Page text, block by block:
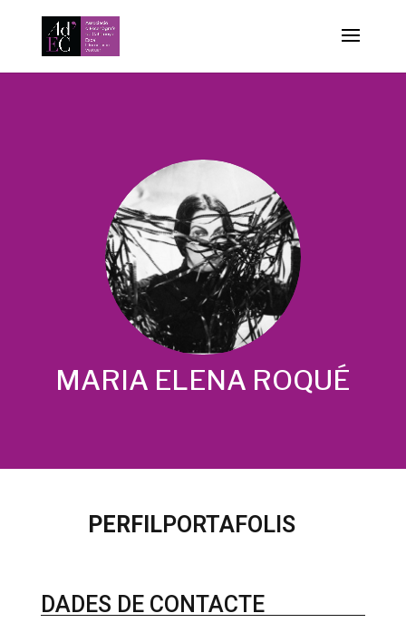
MARIA ELENA ROQUÉ
PERFILPORTAFOLIS
DADES DE CONTACTE